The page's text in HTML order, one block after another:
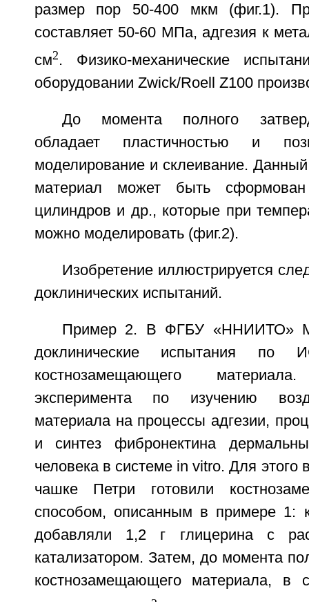
размер пор 50-400 мкм (фиг.1).
составляет 50-60 МПа, адгезия к
см2. Физико-механические
оборудовании Zwick/Roell Z100
До момента полного
обладает пластичностью и
моделирование и склеивание.
материал может быть
цилиндров и др., которые при
можно моделировать (фиг.2).
Изобретение иллюстрируется
доклинических испытаний.
Пример 2. В ФГБУ «ННИИТО»
доклинические испытания
костнозамещающего
эксперимента по изучению
материала на процессы адгезии,
и синтез фибронектина
человека в системе in vitro. Для этого
чашке Петри готовили
способом, описанным в примере 1:
добавляли 1,2 г глицерина с
катализатором. Затем, до момента
костнозамещающего материала, в